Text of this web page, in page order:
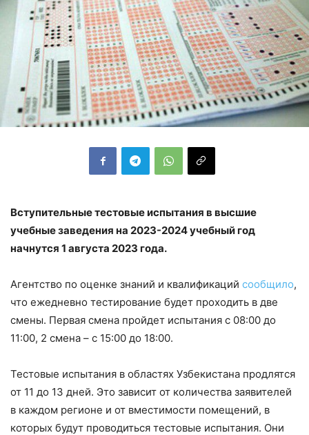
Вступительные тестовые испытания в высшие
учебные заведения на 2023-2024 учебный год
начнутся 1 августа 2023 года.
Агентство по оценке знаний и квалификаций сообщило,
что ежедневно тестирование будет проходить в две
смены. Первая смена пройдет испытания с 08:00 до
11:00, 2 смена – с 15:00 до 18:00.
Тестовые испытания в областях Узбекистана продлятся
от 11 до 13 дней. Это зависит от количества заявителей
в каждом регионе и от вместимости помещений, в
которых будут проводиться тестовые испытания. Они